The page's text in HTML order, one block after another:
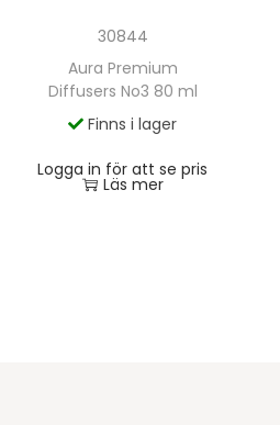
30844
Aura Premium
Diffusers No3 80 ml
Finns i lager
Logga in för att se pris
Läs mer